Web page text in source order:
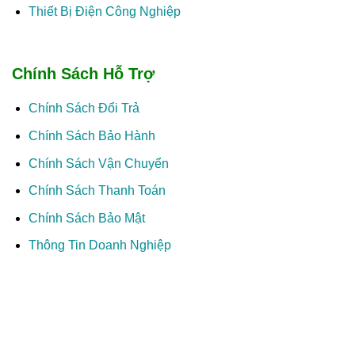
Thiết Bị Điện Công Nghiệp
Chính Sách Hỗ Trợ
Chính Sách Đổi Trả
Chính Sách Bảo Hành
Chính Sách Vận Chuyển
Chính Sách Thanh Toán
Chính Sách Bảo Mật
Thông Tin Doanh Nghiệp